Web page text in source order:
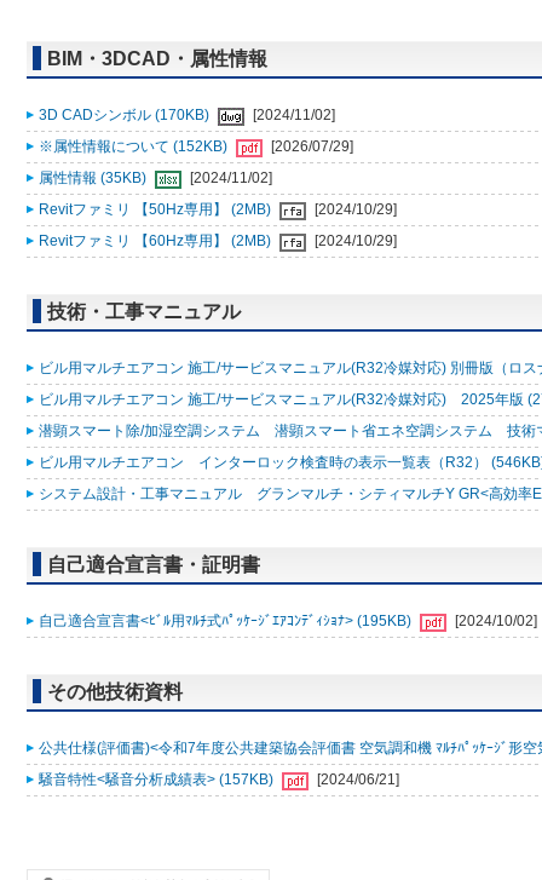
BIM・3DCAD・属性情報
3D CADシンボル (170KB)
[2024/11/02]
※属性情報について (152KB)
[2026/07/29]
属性情報 (35KB)
[2024/11/02]
Revitファミリ 【50Hz専用】 (2MB)
[2024/10/29]
Revitファミリ 【60Hz専用】 (2MB)
[2024/10/29]
技術・工事マニュアル
ビル用マルチエアコン 施工/サービスマニュアル(R32冷媒対応) 別冊版（ロ
ビル用マルチエアコン 施工/サービスマニュアル(R32冷媒対応) 2025年版
潜顕スマート除/加湿空調システム 潜顕スマート省エネ空調システム 技
ビル用マルチエアコン インターロック検査時の表示一覧表（R32）
システム設計・工事マニュアル グランマルチ・シティマルチY GR<高効
自己適合宣言書・証明書
自己適合宣言書<ﾋﾞﾙ用ﾏﾙﾁ式ﾊﾟｯｹｰｼﾞｴｱｺﾝﾃﾞｨｼｮﾅ> (195KB) [2024/10/02]
その他技術資料
公共仕様(評価書)<令和7年度公共建築協会評価書 空気調和機 ﾏﾙﾁﾊﾟｯｹｰｼﾞ形
騒音特性<騒音分析成績表> (157KB)
[2024/06/21]